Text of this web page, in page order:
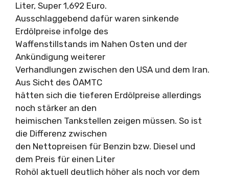
Liter, Super 1,692 Euro.
Ausschlaggebend dafür waren sinkende
Erdölpreise infolge des
Waffenstillstands im Nahen Osten und der
Ankündigung weiterer
Verhandlungen zwischen den USA und dem Iran.
Aus Sicht des ÖAMTC
hätten sich die tieferen Erdölpreise allerdings
noch stärker an den
heimischen Tankstellen zeigen müssen. So ist
die Differenz zwischen
den Nettopreisen für Benzin bzw. Diesel und
dem Preis für einen Liter
Rohöl aktuell deutlich höher als noch vor dem